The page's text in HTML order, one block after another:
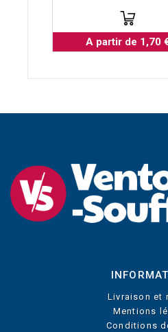
A partir de 1,70
Livraison et
Mentions
Conditions